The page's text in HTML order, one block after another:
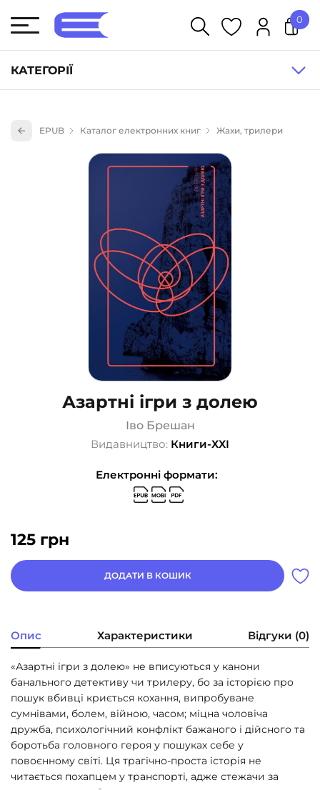
КАТЕГОРІЇ
Книги для дітей (835)
Книги для підлітків (240)
Науково-популярна література (1015)
Навчальна література та посібники (527)
Енциклопедії, довідники, словники (55)
Подарункові сертифікати (1)
0
EPUB Каталог електронних книг Жахи, трилери
Азартні ігри з долею
Іво Брешан
Видавництво: Книги-ХХІ
Електронні формати:
125 грн
ДОДАТИ В КОШИК
Опис Характеристики Відгуки (0)
«Азартні ігри з долею» не вписуються у канони
банального детективу чи трилеру, бо за історією про
пошук вбивці криється кохання, випробуване
сумнівами, болем, війною, часом; міцна чоловіча
дружба, психологічний конфлікт бажаного і дійсного та
боротьба головного героя у пошуках себе у
повоєнному світі. Ця трагічно-проста історія не
читається похапцем у транспорті, адже стежачи за